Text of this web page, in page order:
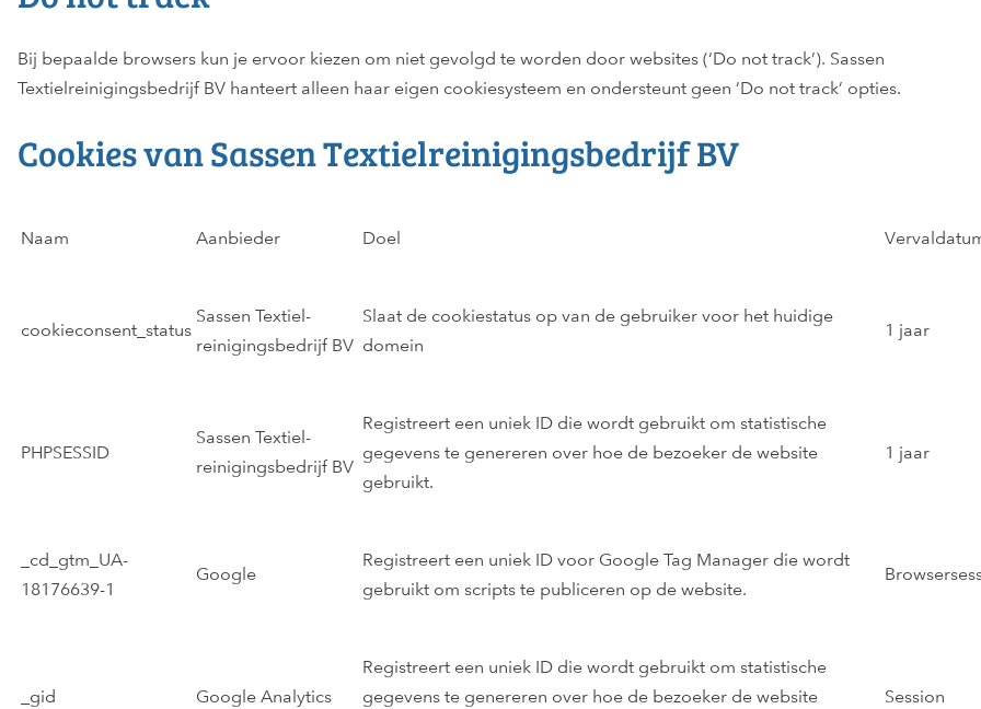
Bij bepaalde browsers kun je ervoor kiezen om niet gevolgd te worden door websites (‘Do not track’). Sassen
Textielreinigingsbedrijf BV hanteert alleen haar eigen cookiesysteem en ondersteunt geen ‘Do not track’ opties.
Cookies van Sassen Textielreinigingsbedrijf BV
Naam Aanbieder Doel
cookieconsent_status
Sassen Textiel-
reinigingsbedrijf BV
Slaat de cookiestatus op van de gebruiker voor het huidige
domein
1 jaar
PHPSESSID
Sassen Textiel-
reinigingsbedrijf BV
Registreert een uniek ID die wordt gebruikt om statistische
gegevens te genereren over hoe de bezoeker de website
gebruikt.
1 jaar
_cd_gtm_UA-
18176639-1
Google
Registreert een uniek ID voor Google Tag Manager die wordt
gebruikt om scripts te publiceren op de website.
_gid Google Analytics
Registreert een uniek ID die wordt gebruikt om statistische
gegevens te genereren over hoe de bezoeker de website
Session